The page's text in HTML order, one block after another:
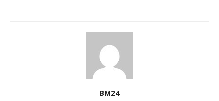
BM24